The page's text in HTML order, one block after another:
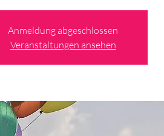
Anmeldung abgeschlossen
Veranstaltungen ansehen